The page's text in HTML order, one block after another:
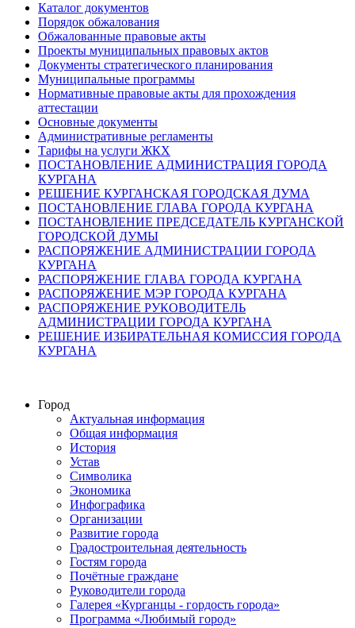
Каталог документов
Порядок обжалования
Обжалованные правовые акты
Проекты муниципальных правовых актов
Документы стратегического планирования
Муниципальные программы
Нормативные правовые акты для прохождения
аттестации
Основные документы
Административные регламенты
Тарифы на услуги ЖКХ
ПОСТАНОВЛЕНИЕ АДМИНИСТРАЦИЯ ГОРОДА
КУРГАНА
РЕШЕНИЕ КУРГАНСКАЯ ГОРОДСКАЯ ДУМА
ПОСТАНОВЛЕНИЕ ГЛАВА ГОРОДА КУРГАНА
ПОСТАНОВЛЕНИЕ ПРЕДСЕДАТЕЛЬ КУРГАНСКОЙ
ГОРОДСКОЙ ДУМЫ
РАСПОРЯЖЕНИЕ АДМИНИСТРАЦИИ ГОРОДА
КУРГАНА
РАСПОРЯЖЕНИЕ ГЛАВА ГОРОДА КУРГАНА
РАСПОРЯЖЕНИЕ МЭР ГОРОДА КУРГАНА
РАСПОРЯЖЕНИЕ РУКОВОДИТЕЛЬ
АДМИНИСТРАЦИИ ГОРОДА КУРГАНА
РЕШЕНИЕ ИЗБИРАТЕЛЬНАЯ КОМИССИЯ ГОРОДА
КУРГАНА
Город
Актуальная информация
Общая информация
История
Устав
Символика
Экономика
Инфографика
Организации
Развитие города
Градостроительная деятельность
Гостям города
Почётные граждане
Руководители города
Галерея «Курганцы - гордость города»
Программа «Любимый город»